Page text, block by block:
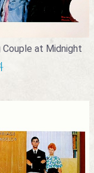
Couple at Midnight